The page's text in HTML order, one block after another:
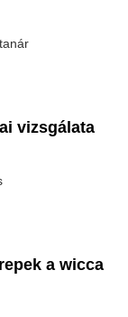
vizsgálata
a wicca